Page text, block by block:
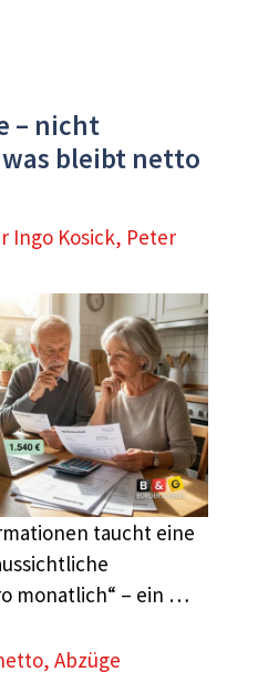
– nicht
bleibt netto
Ingo Kosick, Peter
taucht eine
monatlich“ – ein …
,Abzüge